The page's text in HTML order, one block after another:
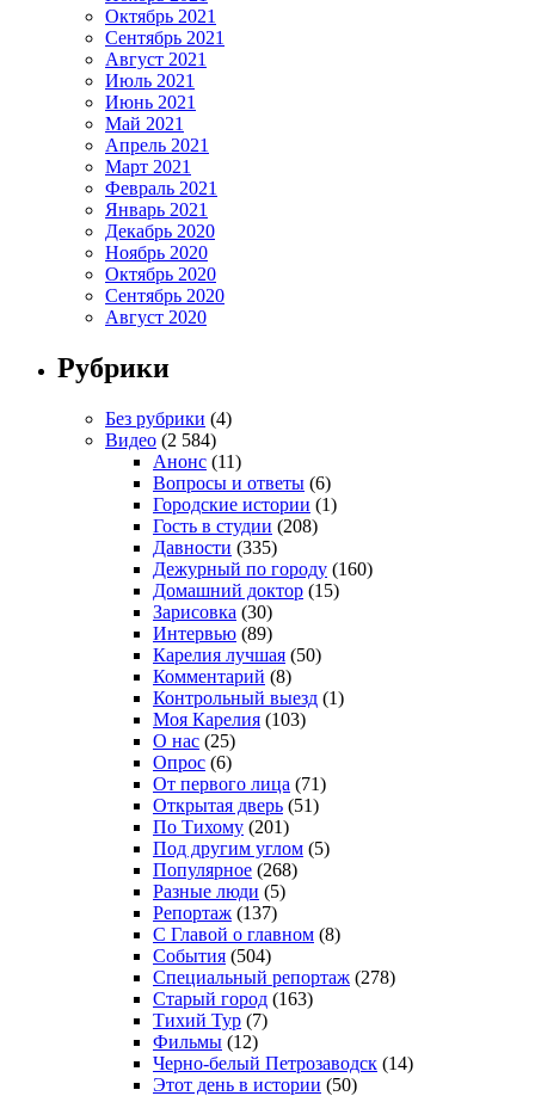
Октябрь 2021
Сентябрь 2021
Август 2021
Июль 2021
Июнь 2021
Май 2021
Апрель 2021
Март 2021
Февраль 2021
Январь 2021
Декабрь 2020
Ноябрь 2020
Октябрь 2020
Сентябрь 2020
Август 2020
Рубрики
Без рубрики (4)
Видео (2 584)
Анонс (11)
Вопросы и ответы (6)
Городские истории (1)
Гость в студии (208)
Давности (335)
Дежурный по городу (160)
Домашний доктор (15)
Зарисовка (30)
Интервью (89)
Карелия лучшая (50)
Комментарий (8)
Контрольный выезд (1)
Моя Карелия (103)
О нас (25)
Опрос (6)
От первого лица (71)
Открытая дверь (51)
По Тихому (201)
Под другим углом (5)
Популярное (268)
Разные люди (5)
Репортаж (137)
С Главой о главном (8)
События (504)
Специальный репортаж (278)
Старый город (163)
Тихий Тур (7)
Фильмы (12)
Черно-белый Петрозаводск (14)
Этот день в истории (50)